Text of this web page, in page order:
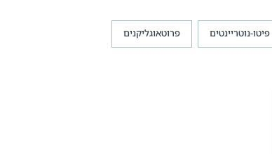
פיטו-נוטריינטים פרוטאוגליקנים